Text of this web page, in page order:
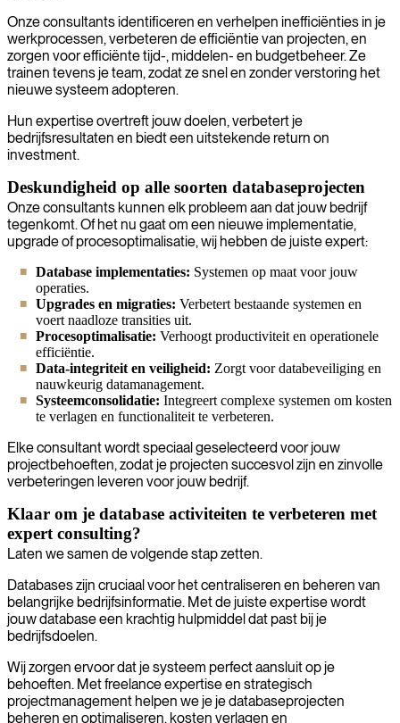
Onze consultants identificeren en verhelpen inefficiënties in je
werkprocessen, verbeteren de efficiëntie van projecten, en
zorgen voor efficiënte tijd-, middelen- en budgetbeheer. Ze
trainen tevens je team, zodat ze snel en zonder verstoring het
nieuwe systeem adopteren.
Hun expertise overtreft jouw doelen, verbetert je
bedrijfsresultaten en biedt een uitstekende return on
investment.
Deskundigheid op alle soorten databaseprojecten
Onze consultants kunnen elk probleem aan dat jouw bedrijf
tegenkomt. Of het nu gaat om een nieuwe implementatie,
upgrade of procesoptimalisatie, wij hebben de juiste expert:
Database implementaties: Systemen op maat voor jouw
operaties.
Upgrades en migraties: Verbetert bestaande systemen en
voert naadloze transities uit.
Procesoptimalisatie: Verhoogt productiviteit en operationele
efficiëntie.
Data-integriteit en veiligheid: Zorgt voor databeveiliging en
nauwkeurig datamanagement.
Systeemconsolidatie: Integreert complexe systemen om kosten
te verlagen en functionaliteit te verbeteren.
Elke consultant wordt speciaal geselecteerd voor jouw
projectbehoeften, zodat je projecten succesvol zijn en zinvolle
verbeteringen leveren voor jouw bedrijf.
Klaar om je database activiteiten te verbeteren met
expert consulting?
Laten we samen de volgende stap zetten.
Databases zijn cruciaal voor het centraliseren en beheren van
belangrijke bedrijfsinformatie. Met de juiste expertise wordt
jouw database een krachtig hulpmiddel dat past bij je
bedrijfsdoelen.
Wij zorgen ervoor dat je systeem perfect aansluit op je
behoeften. Met freelance expertise en strategisch
projectmanagement helpen we je je databaseprojecten
beheren en optimaliseren, kosten verlagen en